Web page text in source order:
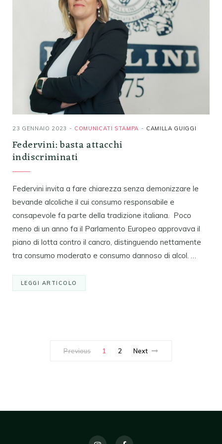
23 GENNAIO 2023 COMUNICATI STAMPA CAMILLA GUIGGI
Federvini: basta attacchi
indiscriminati
Federvini invita a fare chiarezza senza demonizzare le
bevande alcoliche il cui consumo responsabile e
consapevole fa parte della tradizione italiana. Poco
meno di un anno fa il Parlamento Europeo approvava il
piano di lotta contro il cancro, distinguendo nettamente
tra consumo moderato e consumo dannoso di alcol. …
LEGGI ARTICOLO
Previous 1 2 Next